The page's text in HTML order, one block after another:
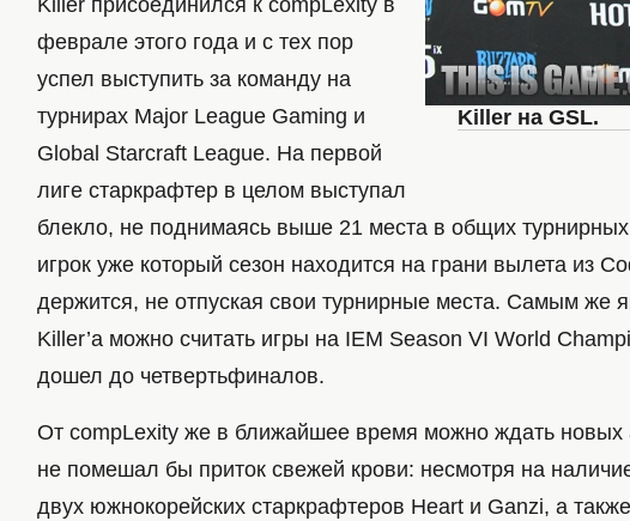
Killer на GSL.
Killer присоединился к compLexity в
феврале этого года и с тех пор
успел выступить за команду на
турнирах Major League Gaming и
Global Starcraft League. На первой
лиге старкрафтер в целом выступал
блекло, не поднимаясь выше 21 места в общих
игрок уже который сезон находится на грани вылета из
держится, не отпуская свои турнирные места. Самым же
Killer’а можно считать игры на IEM Season VI World
дошел до четвертьфиналов.
От compLexity же в ближайшее время можно ждать новых
не помешал бы приток свежей крови: несмотря на
двух южнокорейских старкрафтеров Heart и Ganzi, а